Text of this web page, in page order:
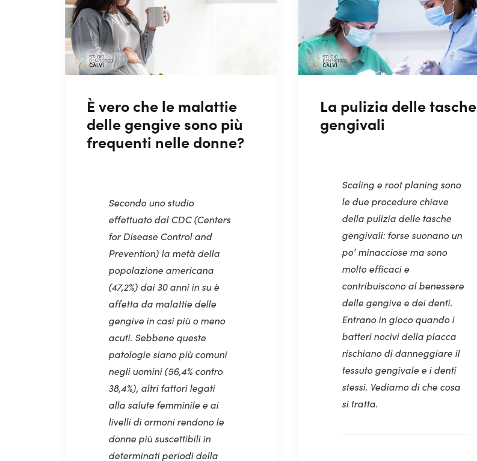
È vero che le malattie
delle gengive sono più
frequenti nelle donne?
Secondo uno studio
effettuato dal CDC (Centers
for Disease Control and
Prevention) la metà della
popolazione americana
(47,2%) dai 30 anni in su è
affetta da malattie delle
gengive in casi più o meno
acuti. Sebbene queste
patologie siano più comuni
negli uomini (56,4% contro
38,4%), altri fattori legati
alla salute femminile e ai
livelli di ormoni rendono le
donne più suscettibili in
determinati periodi della
La pulizia delle tasche
gengivali
Scaling e root planing sono
le due procedure chiave
della pulizia delle tasche
gengivali: forse suonano un
po’ minacciose ma sono
molto efficaci e
contribuiscono al benessere
delle gengive e dei denti.
Entrano in gioco quando i
batteri nocivi della placca
rischiano di danneggiare il
tessuto gengivale e i denti
stessi. Vediamo di che cosa
si tratta.